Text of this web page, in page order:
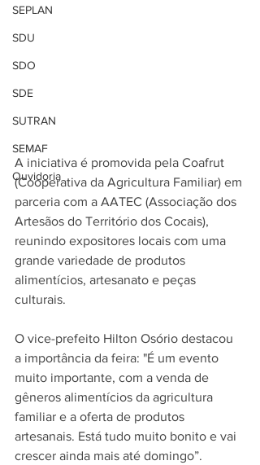
SEPLAN
SDU
SDO
SDE
SUTRAN
SEMAF
Ouvidoria
A iniciativa é promovida pela Coafrut
(Cooperativa da Agricultura Familiar) em
parceria com a AATEC (Associação dos
Artesãos do Território dos Cocais),
reunindo expositores locais com uma
grande variedade de produtos
alimentícios, artesanato e peças
culturais.
O vice-prefeito Hilton Osório destacou
a importância da feira: "É um evento
muito importante, com a venda de
gêneros alimentícios da agricultura
familiar e a oferta de produtos
artesanais. Está tudo muito bonito e vai
crescer ainda mais até domingo”.